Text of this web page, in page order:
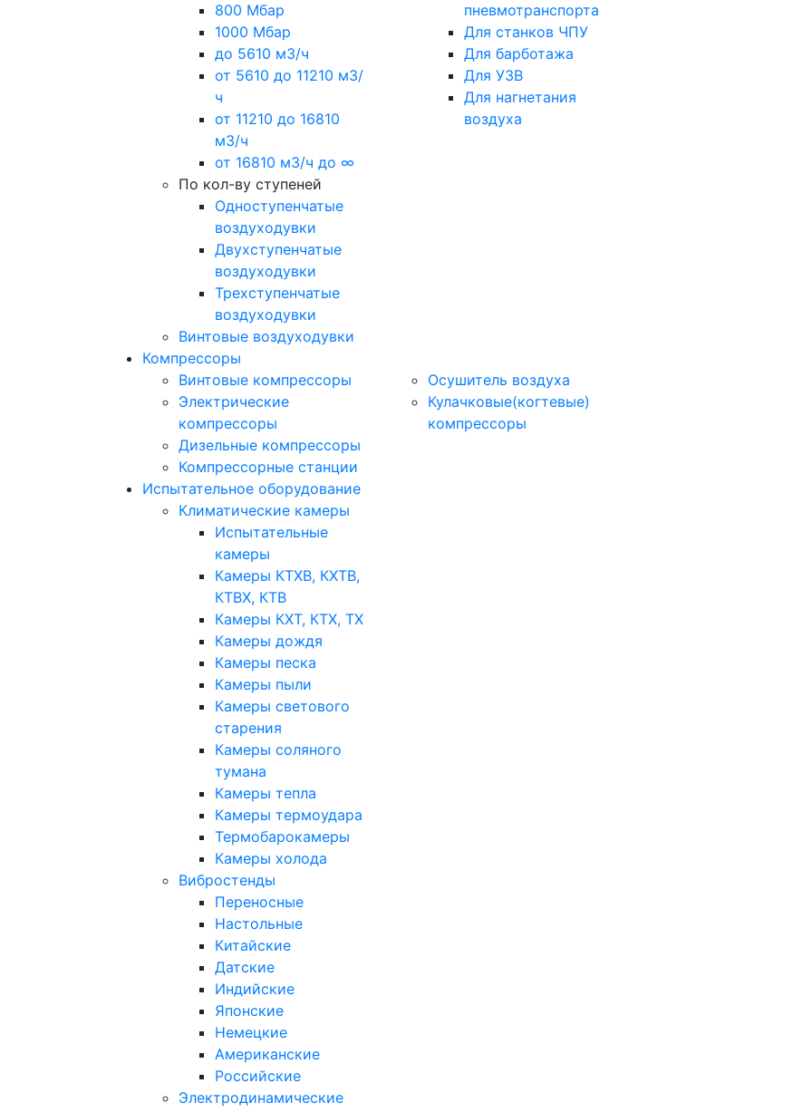
800 Мбар
1000 Мбар
до 5610 м3/ч
от 5610 до 11210 м3/
ч
от 11210 до 16810
м3/ч
от 16810 м3/ч до ∞
По кол-ву ступеней
Одноступенчатые
воздуходувки
Двухступенчатые
воздуходувки
Трехступенчатые
воздуходувки
Винтовые воздуходувки
пневмотранспорта
Для станков ЧПУ
Для барботажа
Для УЗВ
Для нагнетания
воздуха
Компрессоры
Винтовые компрессоры
Электрические
компрессоры
Дизельные компрессоры
Компрессорные станции
Осушитель воздуха
Кулачковые(когтевые)
компрессоры
Испытательное оборудование
Климатические камеры
Испытательные
камеры
Камеры КТХВ, КХТВ,
КТВХ, КТВ
Камеры КХТ, КТХ, ТХ
Камеры дождя
Камеры песка
Камеры пыли
Камеры светового
старения
Камеры соляного
тумана
Камеры тепла
Камеры термоудара
Термобарокамеры
Камеры холода
Вибростенды
Переносные
Настольные
Китайские
Датские
Индийские
Японские
Немецкие
Американские
Российские
Электродинамические